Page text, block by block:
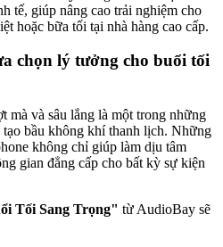
tế, giúp nâng cao trải nghiệm cho
hoặc bữa tối tại nhà hàng cao cấp.
chọn lý tưởng cho buổi tối
mà và sâu lắng là một trong những
bầu không khí thanh lịch. Những
không chỉ giúp làm dịu tâm
gian đẳng cấp cho bất kỳ sự kiện
Tối Sang Trọng" từ AudioBay sẽ